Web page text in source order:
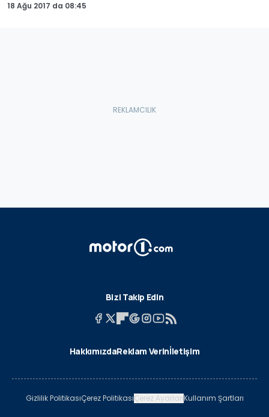
18 Ağu 2017 da 08:45
Bizi Takip Edin
HakkımızdaReklam Verinİletişim
Gizlilik PolitikasıÇerez PolitikasıÇerez AyarlarıKullanım Şartları